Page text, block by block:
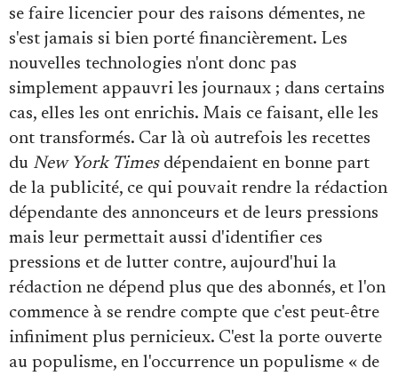
se faire licencier pour des raisons démentes, ne
s'est jamais si bien porté financièrement. Les
nouvelles technologies n'ont donc pas
simplement appauvri les journaux ; dans certains
cas, elles les ont enrichis. Mais ce faisant, elle les
ont transformés. Car là où autrefois les recettes
du New York Timesdépendaient en bonne part
de la publicité, ce qui pouvait rendre la rédaction
dépendante des annonceurs et de leurs pressions
mais leur permettait aussi d'identifier ces
pressions et de lutter contre, aujourd'hui la
rédaction ne dépend plus que des abonnés, et l'on
commence à se rendre compte que c'est peut-être
infiniment plus pernicieux. C'est la porte ouverte
au populisme, en l'occurrence un populisme « de